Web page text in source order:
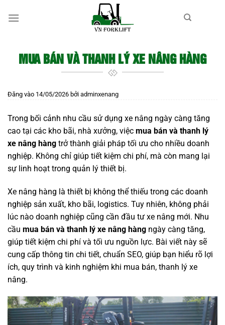
qua
MUA BÁN VÀ THANH LÝ XE NÂNG HÀNG
Đăng vào 14/05/2026 bởi adminxenang
Trong bối cảnh nhu cầu sử dụng xe nâng ngày càng tăng
cao tại các kho bãi, nhà xưởng, việc mua bán và thanh lý
xe nâng hàng trở thành giải pháp tối ưu cho nhiều doanh
nghiệp. Không chỉ giúp tiết kiệm chi phí, mà còn mang lại
sự linh hoạt trong quản lý thiết bị.
Xe nâng hàng là thiết bị không thể thiếu trong các doanh
nghiệp sản xuất, kho bãi, logistics. Tuy nhiên, không phải
lúc nào doanh nghiệp cũng cần đầu tư xe nâng mới. Nhu
cầu mua bán và thanh lý xe nâng hàng ngày càng tăng,
giúp tiết kiệm chi phí và tối ưu nguồn lực. Bài viết này sẽ
cung cấp thông tin chi tiết, chuẩn SEO, giúp bạn hiểu rõ lợi
ích, quy trình và kinh nghiệm khi mua bán, thanh lý xe
nâng.